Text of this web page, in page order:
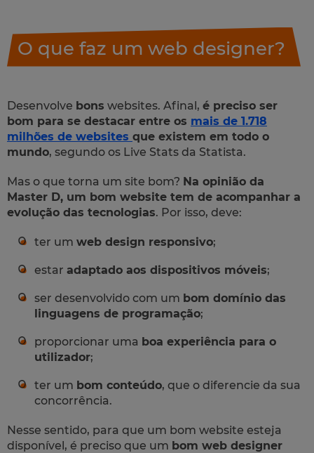
O que faz um web designer?
Desenvolve bons websites. Afinal, é preciso ser
bom para se destacar entre os mais de 1.718
milhões de websites que existem em todo o
mundo, segundo os Live Stats da Statista.
Mas o que torna um site bom? Na opinião da
Master D, um bom website tem de acompanhar a
evolução das tecnologias. Por isso, deve:
ter um web design responsivo;
estar adaptado aos dispositivos móveis;
ser desenvolvido com um bom domínio das
linguagens de programação;
proporcionar uma boa experiência para o
utilizador;
ter um bom conteúdo, que o diferencie da sua
concorrência.
Nesse sentido, para que um bom website esteja
disponível, é preciso que um bom web designer